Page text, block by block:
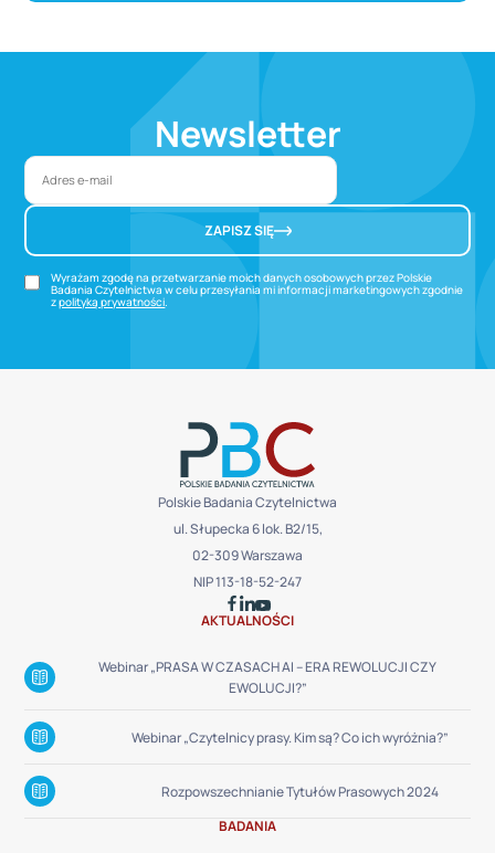
Newsletter
ZAPISZ SIĘ
Wyrażam zgodę na przetwarzanie moich danych osobowych przez Polskie
Badania Czytelnictwa w celu przesyłania mi informacji marketingowych zgodnie
zpolityką prywatności.
Polskie Badania Czytelnictwa
ul. Słupecka 6 lok. B2/15,
02-309 Warszawa
NIP 113-18-52-247
AKTUALNOŚCI
Webinar „PRASA W CZASACH AI – ERA REWOLUCJI CZY
EWOLUCJI?”
Webinar „Czytelnicy prasy. Kim są? Co ich wyróżnia?”
Rozpowszechnianie Tytułów Prasowych 2024
BADANIA